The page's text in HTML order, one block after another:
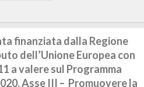
finanziata dalla Regione
dell’Unione Europea con
a valere sul Programma
Asse III – Promuovere la